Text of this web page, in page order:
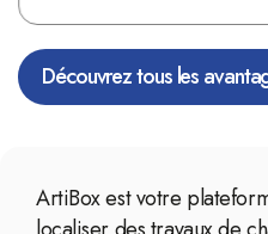
Découvrez tous les
ArtiBox est votre